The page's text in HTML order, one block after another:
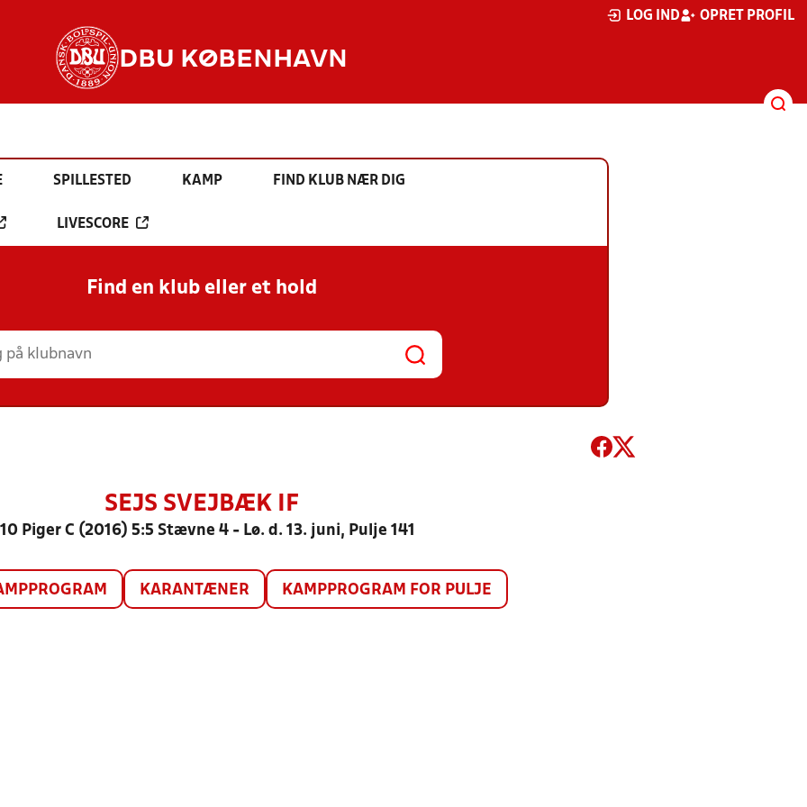
LOG IND OPRET PROFIL
DBU KØBENHAVN
SPILLESTED KAMP FIND KLUB NÆR DIG
LIVESCORE
Find en klub eller et hold
SEJS SVEJBÆK IF
Piger C (2016) 5:5 Stævne 4 - Lø. d. 13. juni, Pulje 141
KARANTÆNER KAMPPROGRAM FOR PULJE